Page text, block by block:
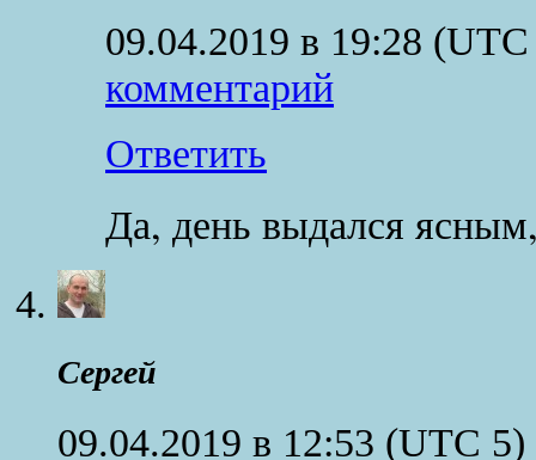
09.04.2019 в 19:28
комментарий
Ответить
Да, день выдался
Сергей
09.04.2019 в 12:53 (UTC 5)